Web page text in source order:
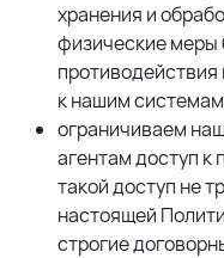
хранения и
физические меры
к нашим
ограничиваем
агентам доступ
такой доступ не
настоящей
строгие